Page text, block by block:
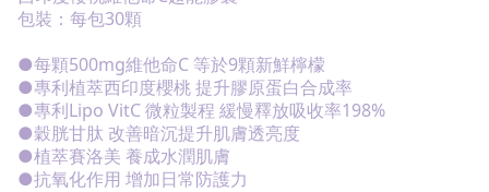
包裝：每包30顆
●每顆500mg維他命C 等於9顆新鮮檸檬
●專利植萃西印度櫻桃 提升膠原蛋白合成率
●專利Lipo VitC 微粒製程 緩慢釋放吸收率198%
●穀胱甘肽 改善暗沉提升肌膚透亮度
●植萃賽洛美 養成水潤肌膚
●抗氧化作用 增加日常防護力